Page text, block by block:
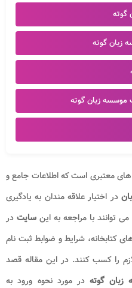
گوته
زبان گوته
زبان گوته
های معتبری است که اطلاعات جامع و
در اختیار علاقه مندان به یادگیری
توانند با مراجعه به این سایت در
کتابخانه، شرایط و ضوابط ثبت نام
را کسب کنند. در این مقاله قصد
گوته در مورد نحوه ورود به